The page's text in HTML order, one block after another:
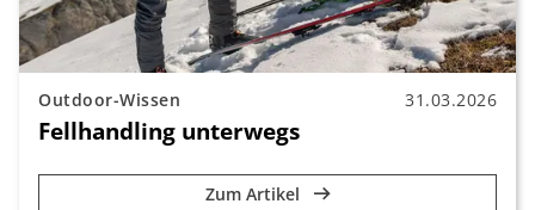
Outdoor-Wissen 31.03.2026
Fellhandling unterwegs
Zum Artikel